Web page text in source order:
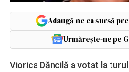
Adaugă-ne ca sursă
Urmărește-ne pe
Viorica Dăncilă a votat la